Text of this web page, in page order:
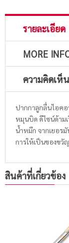
รายละเอียด
MORE
ความคิดเห็น
ปากกาลูกลื่นไอค
หมุนบิด ดีไซน์ด้าม
น้ำหมึก จากเยอร
การให้เป็นของขวั
สินค้าที่เกี่ยวข้อง